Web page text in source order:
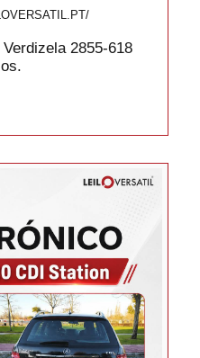
2855-618